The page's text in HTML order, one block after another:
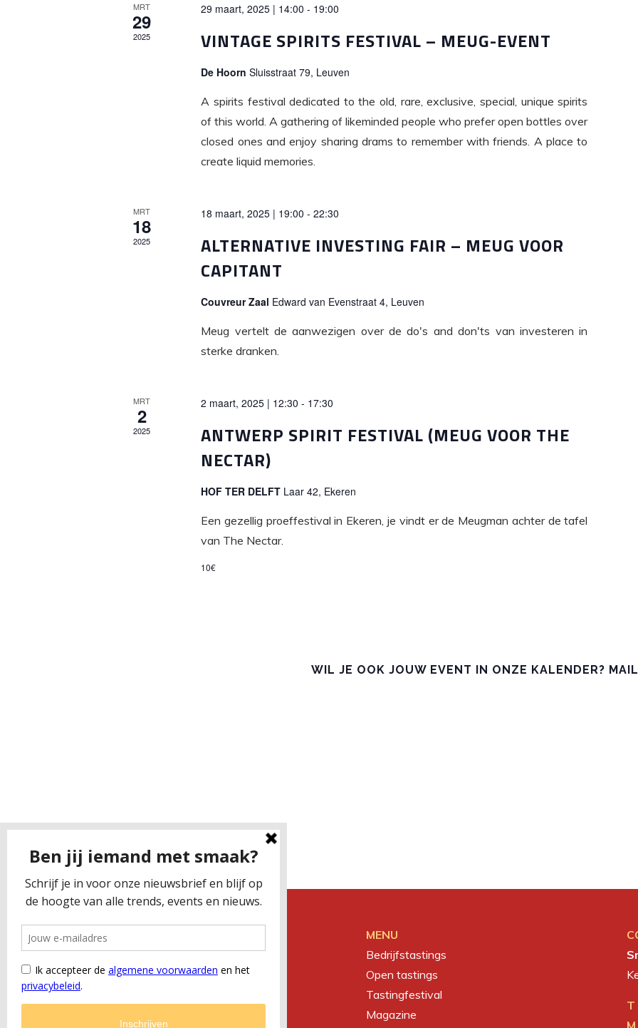
MRT
29
2025
29 maart, 2025 | 14:00 - 19:00
VINTAGE SPIRITS FESTIVAL – MEUG-EVENT
De HoornSluisstraat 79, Leuven
A spirits festival dedicated to the old, rare, exclusive, special, unique spirits
of this world. A gathering of likeminded people who prefer open bottles over
closed ones and enjoy sharing drams to remember with friends. A place to
create liquid memories.
MRT
18
2025
18 maart, 2025 | 19:00 -22:30
ALTERNATIVE INVESTING FAIR – MEUG VOOR
CAPITANT
Couvreur Zaal Edward van Evenstraat 4, Leuven
Meug vertelt de aanwezigen over de do's and don'ts van investeren in
sterke dranken.
MRT
2
2025
2 maart, 2025 | 12:30 - 17:30
ANTWERP SPIRIT FESTIVAL (MEUG VOOR THE
NECTAR)
HOF TER DELFT Laar 42, Ekeren
Een gezellig proeffestival in Ekeren, je vindt er de Meugman achter de tafel
van The Nectar.
10€
WIL JE OOK JOUW EVENT IN ONZE KALENDER?
Algemene voorwaarden
MENU
Bedrijfstastings
Open tastings
Tastingfestival
Magazine
T
M